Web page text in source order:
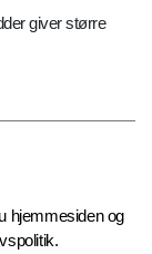
giver større
hjemmesiden og